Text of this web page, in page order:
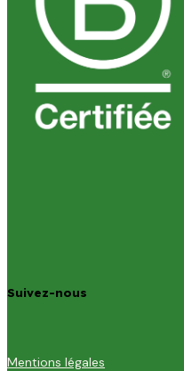
Suivez-nous
Mentions légales